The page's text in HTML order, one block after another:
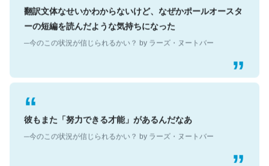
翻訳文体なせいかわからないけど、なぜかポールオースタ
ーの短編を読んだような気持ちになった
─今のこの状況が信じられるかい？ by ラーズ・ヌートバー
彼もまた「努力できる才能」があるんだなあ
─今のこの状況が信じられるかい？ by ラーズ・ヌートバー